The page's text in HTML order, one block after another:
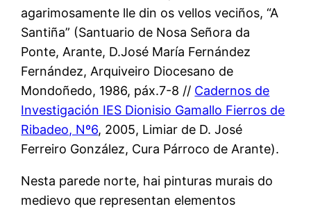
agarimosamente lle din os vellos veciños, “A
Santiña” (Santuario de Nosa Señora da
Ponte, Arante, D.José María Fernández
Fernández, Arquiveiro Diocesano de
Mondoñedo, 1986, páx.7-8 // Cadernos de
Investigación IES Dionisio Gamallo Fierros de
Ribadeo, Nº6, 2005, Limiar de D. José
Ferreiro González, Cura Párroco de Arante).
Nesta parede norte, hai pinturas murais do
medievo que representan elementos